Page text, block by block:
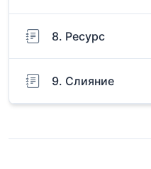
8. Ресурс
9. Слияние